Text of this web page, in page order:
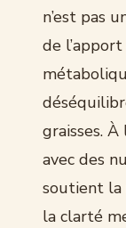
n’est pas
de
graisses.
avec des
soutient la
la clarté